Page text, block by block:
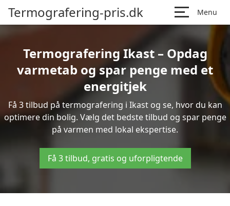
Termografering-pris.dk Menu
Termografering Ikast – Opdag
varmetab og spar penge med et
energitjek
Få 3 tilbud på termografering i Ikast og se, hvor du kan
optimere din bolig. Vælg det bedste tilbud og spar penge
på varmen med lokal ekspertise.
Få 3 tilbud, gratis og uforpligtende